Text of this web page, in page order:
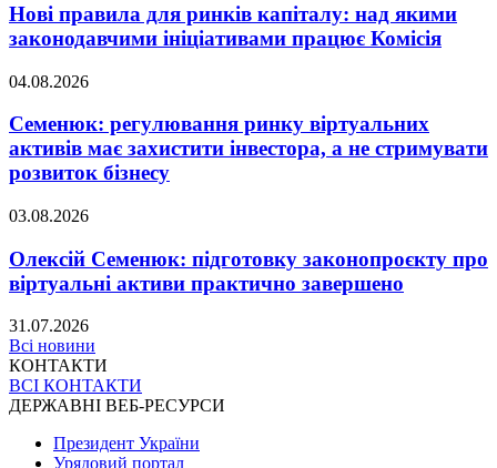
Нові правила для ринків капіталу: над якими
законодавчими ініціативами працює Комісія
04.08.2026
Семенюк: регулювання ринку віртуальних
активів має захистити інвестора, а не стримувати
розвиток бізнесу
03.08.2026
Олексій Семенюк: підготовку законопроєкту про
віртуальні активи практично завершено
31.07.2026
Всі новини
КОНТАКТИ
ВСІ КОНТАКТИ
ДЕРЖАВНІ ВЕБ-РЕСУРСИ
Президент України
Урядовий портал